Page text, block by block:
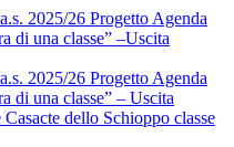
2025/26 Progetto Agenda
di una classe” –Uscita
2025/26 Progetto Agenda
di una classe” – Uscita
dello Schioppo classe